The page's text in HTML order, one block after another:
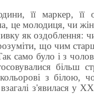
її маркер, її
це молодиця, чи
як оздоблення:
що чим
само було і з
більш
з білою,
з'явилася у